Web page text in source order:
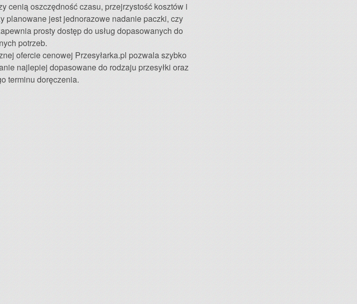
cenią oszczędność czasu, przejrzystość kosztów i
planowane jest jednorazowe nadanie paczki, czy
prosty dostęp do usług dopasowanych do
potrzeb.
ofercie cenowej Przesyłarka.pl pozwala szybko
najlepiej dopasowane do rodzaju przesyłki oraz
terminu doręczenia.